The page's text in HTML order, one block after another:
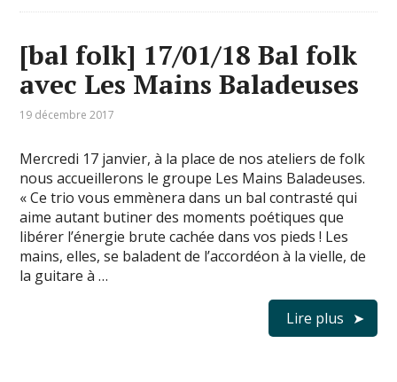
[bal folk] 17/01/18 Bal folk
avec Les Mains Baladeuses
19 décembre 2017
Mercredi 17 janvier, à la place de nos ateliers de folk
nous accueillerons le groupe Les Mains Baladeuses.
« Ce trio vous emmènera dans un bal contrasté qui
aime autant butiner des moments poétiques que
libérer l’énergie brute cachée dans vos pieds ! Les
mains, elles, se baladent de l’accordéon à la vielle, de
la guitare à …
Lire plus